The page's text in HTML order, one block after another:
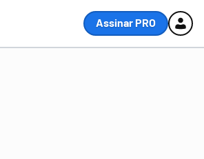
Assinar PRO